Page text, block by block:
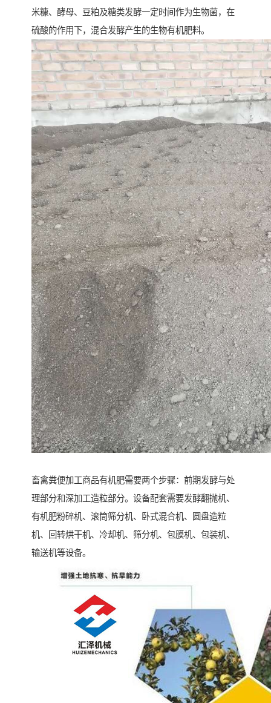
米糠、酵母、豆粕及糖类发酵一定时间作为生物菌，在
硫酸的作用下，混合发酵产生的生物有机肥料。
畜禽粪便加工商品有机肥需要两个步骤：前期发酵与处
理部分和深加工造粒部分。设备配套需要发酵翻抛机、
有机肥粉碎机、滚筒筛分机、卧式混合机、圆盘造粒
机、回转烘干机、冷却机、筛分机、包膜机、包装机、
输送机等设备。